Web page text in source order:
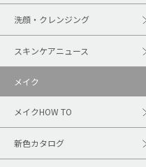
洗顔・クレンジング
スキンケアニュース
メイク
メイクHOW TO
新色カタログ